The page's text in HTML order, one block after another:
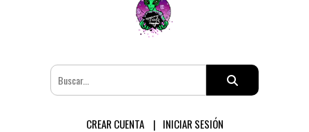
CREAR CUENTA INICIAR SESIÓN